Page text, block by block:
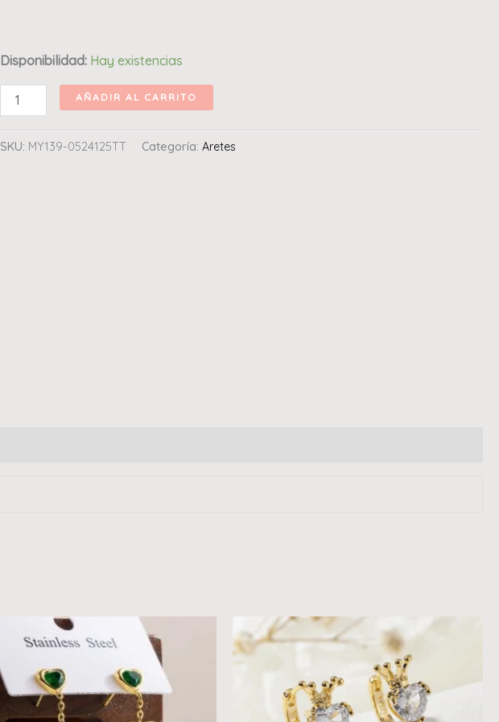
Disponibilidad: Hay existencias
AÑADIR AL CARRITO
SKU: MY139-0524125TT Categoría:Aretes